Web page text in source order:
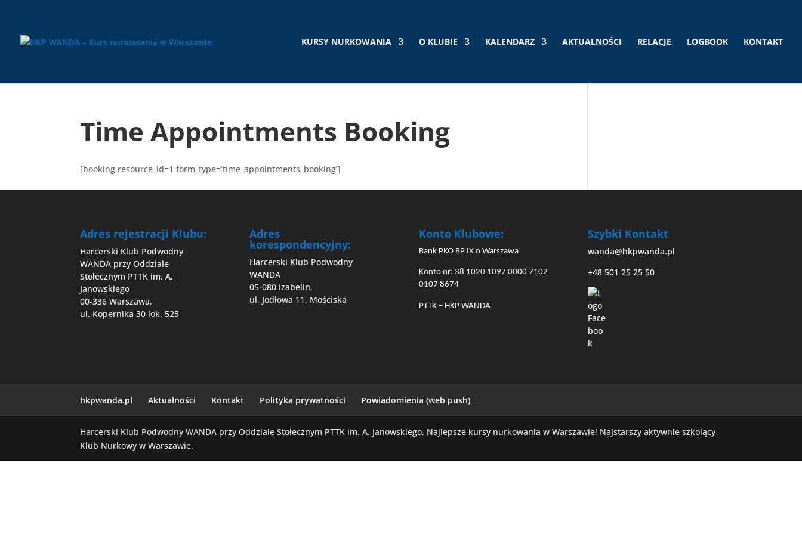
KURSY NURKOWANIA O KLUBIE KALENDARZ AKTUALNOŚCI RELACJE LOGBOOK KONTAKT
Time Appointments Booking
[booking resource_id=1 form_type=’time_appointments_booking’]
Adres rejestracji Klubu:
Harcerski Klub Podwodny
WANDA przy Oddziale
Stołecznym PTTK im. A.
Janowskiego
00-336 Warszawa,
ul. Kopernika 30 lok. 523
Adres
korespondencyjny:
Harcerski Klub Podwodny
WANDA
05-080 Izabelin,
ul. Jodłowa 11, Mościska
Konto Klubowe:
Bank PKO BP IX o Warszawa
Konto nr: 38 1020 1097 0000 7102
0107 8674
PTTK – HKP WANDA
Szybki Kontakt
wanda@hkpwanda.pl
+48 501 25 25 50
hkpwanda.pl Aktualności Kontakt Polityka prywatności Powiadomienia (web push)
Harcerski Klub Podwodny WANDA przy Oddziale Stołecznym PTTK im. A. Janowskiego. Najlepsze kursy nurkowania w Warszawie! Najstarszy aktywnie szkolący
Klub Nurkowy w Warszawie.